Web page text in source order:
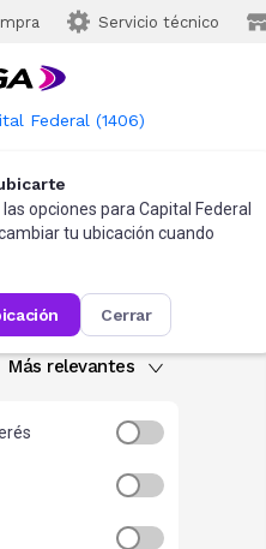
Servicio técnico
Federal (1406)
opciones para Capital Federal
tu ubicación cuando
cerrar
Más Vendidos
Y Pilas
Más relevantes